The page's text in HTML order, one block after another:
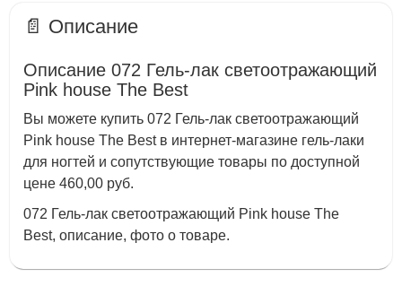
📄 Описание
Описание 072 Гель-лак светоотражающий
Pink house The Best
Вы можете купить 072 Гель-лак светоотражающий
Pink house The Best в интернет-магазине гель-лаки
для ногтей и сопутствующие товары по доступной
цене 460,00 руб.
072 Гель-лак светоотражающий Pink house The
Best, описание, фото о товаре.